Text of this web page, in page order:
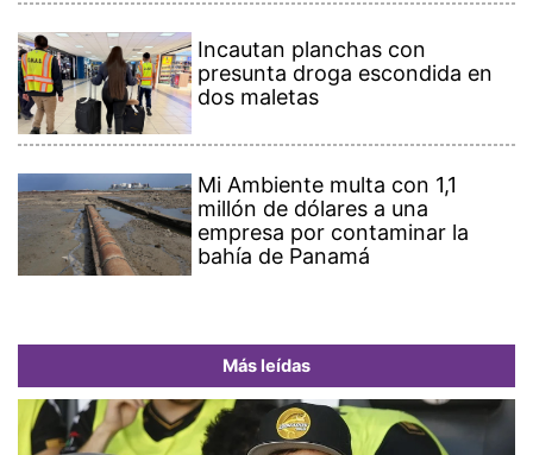
Incautan planchas con
presunta droga escondida en
dos maletas
Mi Ambiente multa con 1,1
millón de dólares a una
empresa por contaminar la
bahía de Panamá
Más leídas